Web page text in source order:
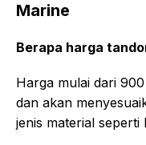
Marine
Berapa harga
Harga mulai dari
dan akan
jenis material seperti